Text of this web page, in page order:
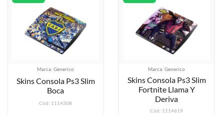
Marca: Generico
Skins Consola Ps3 Slim
Boca
Cód: 1114308
Marca: Generico
Skins Consola Ps3 Slim
Fortnite Llama Y
Deriva
Cód: 1114619